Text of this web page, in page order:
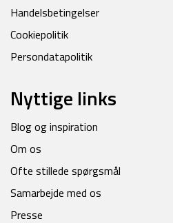
Handelsbetingelser
Cookiepolitik
Persondatapolitik
Nyttige links
Blog og inspiration
Om os
Ofte stillede spørgsmål
Samarbejde med os
Presse